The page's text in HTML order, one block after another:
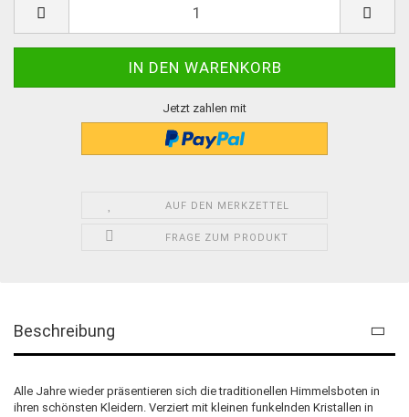
Jetzt zahlen mit
AUF DEN MERKZETTEL
FRAGE ZUM PRODUKT
Beschreibung
Alle Jahre wieder präsentieren sich die traditionellen Himmelsboten in
ihren schönsten Kleidern. Verziert mit kleinen funkelnden Kristallen in